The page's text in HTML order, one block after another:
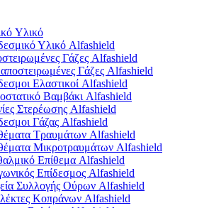
Yλικό
Υλικό Alfashield
Γάζες Alfashield
Γάζες Alfashield
Ελαστικοί Alfashield
Βαμβάκι Alfashield
Στερέωσης Alfashield
Γάζας Alfashield
Τραυμάτων Alfashield
Μικροτραυμάτων Alfashield
Eπίθεμα Alfashield
Επίδεσμος Alfashield
Συλλογής Ούρων Alfashield
Κοπράνων Alfashield